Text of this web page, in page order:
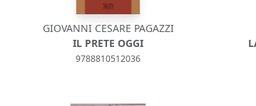
GIOVANNI CESARE PAGAZZI
IL PRETE OGGI
9788810512036